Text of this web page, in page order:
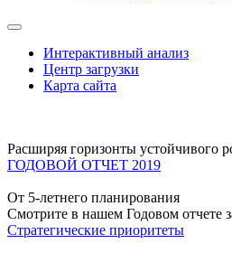
Интерактивный анализ
Центр загрузки
Карта сайта
Расширяя горизонты устойчивого
ГОДОВОЙ ОТЧЕТ 2019
От 5-летнего планирования
Смотрите в нашем Годовом отчете
Стратегические приоритеты